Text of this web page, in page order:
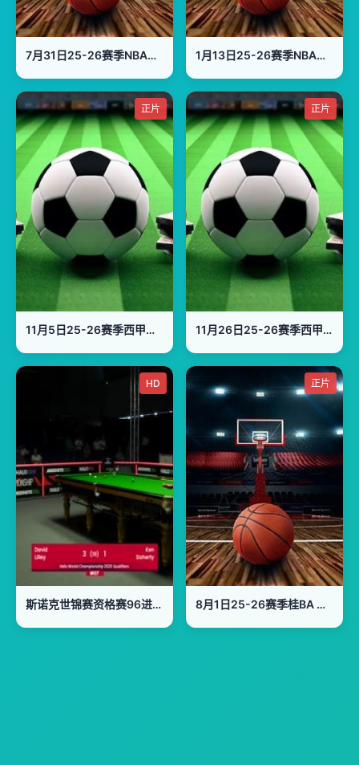
7月31日25-26赛季NBA经典赛事 火箭VS勇士 1月13日25-26赛季NBA常规赛 凯尔特人VS步行者
正片
11月5日25-26赛季西甲联赛 巴塞罗那VS埃尔切
正片
11月26日25-26赛季西甲联赛 比利亚雷亚尔VS马略卡
HD
斯诺克世锦赛资格赛96进64大卫·利利8-1肯·达赫迪(第一阶段)20250411
正片
8月1日25-26赛季桂BA 柳州市VS百色市